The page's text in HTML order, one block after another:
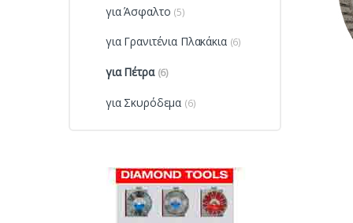
για Άσφαλτο (5)
για Γρανιτένια Πλακάκια (6)
για Πέτρα (6)
για Σκυρόδεμα (6)